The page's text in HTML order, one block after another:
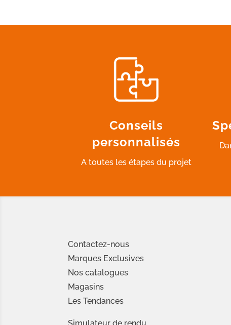
Conseils
personnalisés
A toutes les étapes du projet
Contactez-nous
Marques Exclusives
Nos catalogues
Magasins
Les Tendances